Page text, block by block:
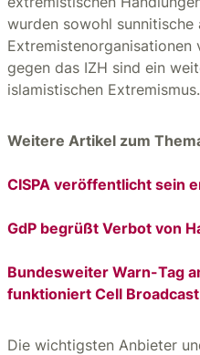
wurden sowohl sunnitische
Extremistenorganisationen
gegen das IZH sind ein
islamistischen Extremismus.
Weitere Artikel zum
CISPA veröffentlicht sein
GdP begrüßt Verbot von
Bundesweiter Warn-Tag
funktioniert Cell Broadcast
Die wichtigsten Anbieter